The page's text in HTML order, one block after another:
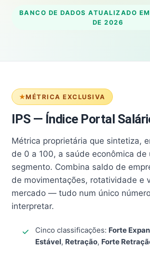
BANCO DE DADOS ATUALIZADO EM
DE 2026
MÉTRICA EXCLUSIVA
IPS — Índice Portal
Métrica proprietária que sintetiza,
de 0 a 100, a saúde econômica de
segmento. Combina saldo de
de movimentações, rotatividade e
mercado — tudo num único
interpretar.
Cinco classificações: Forte
Estável, Retração, Forte